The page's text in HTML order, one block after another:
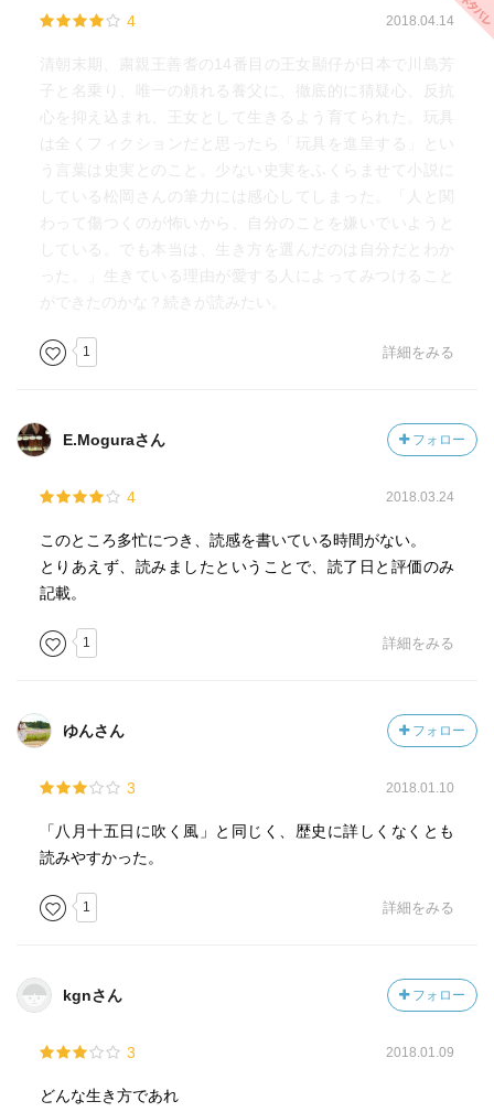
4 2018.04.14
清朝末期、粛親王善耆の14番目の王女顯仔が日本で川島芳
子と名乗り、唯一の頼れる養父に、徹底的に猜疑心、反抗
心を抑え込まれ、王女として生きるよう育てられた。玩具
は全くフィクションだと思ったら「玩具を進呈する」とい
う言葉は史実とのこと。少ない史実をふくらませて小説に
している松岡さんの筆力には感心してしまった。「人と関
わって傷つくのが怖いから、自分のことを嫌いでいようと
している。でも本当は、生き方を選んだのは自分だとわか
った。」生きている理由が愛する人によってみつけること
ができたのかな？続きが読みたい。
1 詳細をみる
E.Moguraさん フォロー
4 2018.03.24
このところ多忙につき、読感を書いている時間がない。
とりあえず、読みましたということで、読了日と評価のみ
記載。
1 詳細をみる
ゆんさん フォロー
3 2018.01.10
「八月十五日に吹く風」と同じく、歴史に詳しくなくとも
読みやすかった。
1 詳細をみる
kgnさん フォロー
3 2018.01.09
どんな生き方であれ